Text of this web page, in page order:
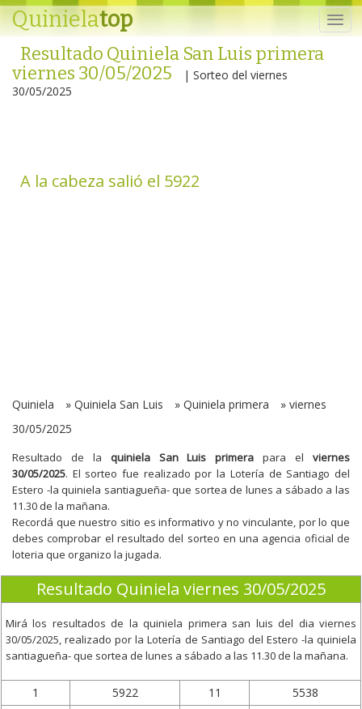
Quinielatop
Resultado Quiniela San Luis primera
viernes 30/05/2025
| Sorteo del viernes
30/05/2025
A la cabeza salió el 5922
Quiniela » Quiniela San Luis » Quiniela primera » viernes
30/05/2025
Resultado de la quiniela San Luis primera para elviernes
30/05/2025. El sorteo fue realizado por la Lotería de Santiago del
Estero -la quiniela santiagueña- que sortea de lunes a sábado a las
11.30 de la mañana.
Recordá que nuestro sitio es informativo y no vinculante, por lo que
debes comprobar el resultado del sorteo en una agencia oficial de
loteria que organizo la jugada.
Resultado Quiniela viernes 30/05/2025
Mirá los resultados de la quiniela primera san luis del dia viernes
30/05/2025, realizado por la Lotería de Santiago del Estero -la quiniela
santiagueña- que sortea de lunes a sábado a las 11.30 de la mañana.
1 5922 11
5538